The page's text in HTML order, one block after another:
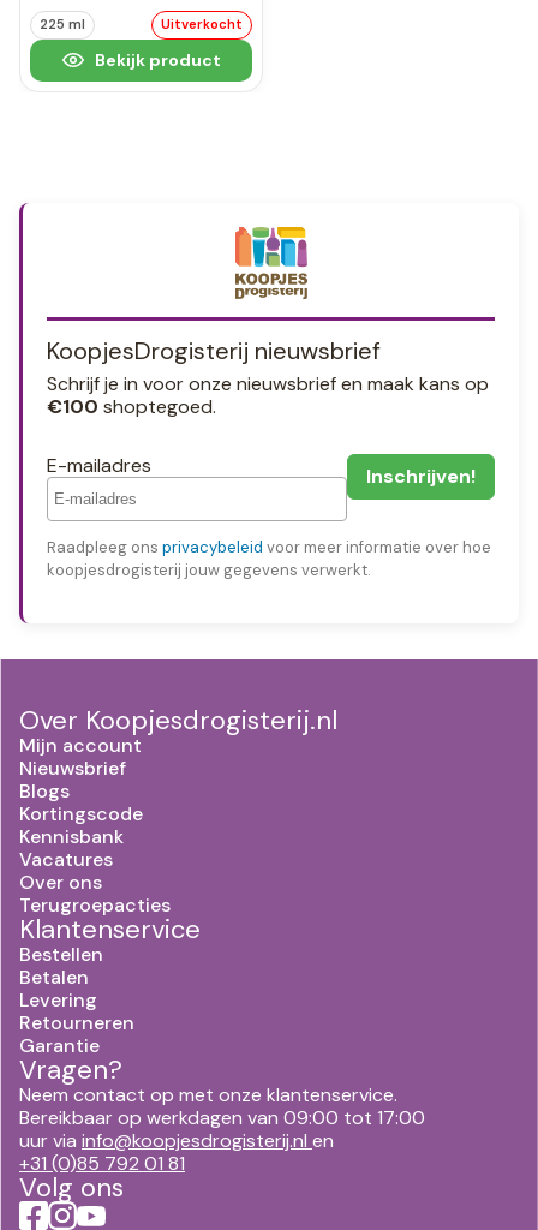
225 ml Uitverkocht
Bekijk product
KoopjesDrogisterij nieuwsbrief
Schrijf je in voor onze nieuwsbrief en maak kans op
€100 shoptegoed.
E-mailadres
Raadpleeg ons privacybeleid voor meer informatie over hoe
koopjesdrogisterij jouw gegevens verwerkt.
Over Koopjesdrogisterij.nl
Mijn account
Nieuwsbrief
Blogs
Kortingscode
Kennisbank
Vacatures
Over ons
Terugroepacties
Klantenservice
Bestellen
Betalen
Levering
Retourneren
Garantie
Vragen?
Neem contact op met onze klantenservice.
Bereikbaar op werkdagen van 09:00 tot 17:00
uur via info@koopjesdrogisterij.nl en
+31 (0)85 792 01 81
Volg ons